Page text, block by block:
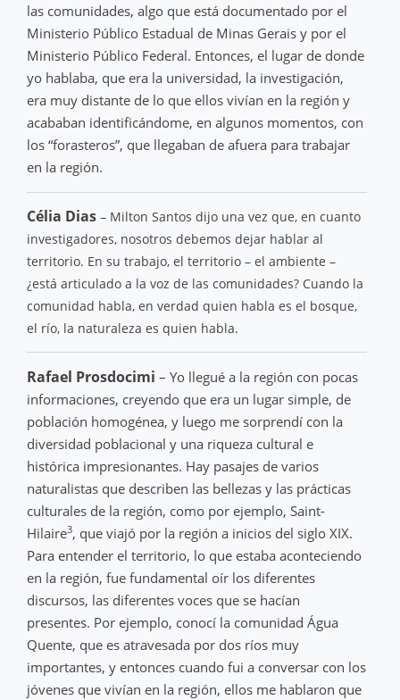
las comunidades, algo que está documentado por el
Ministerio Público Estadual de Minas Gerais y por el
Ministerio Público Federal. Entonces, el lugar de donde
yo hablaba, que era la universidad, la investigación,
era muy distante de lo que ellos vivían en la región y
acababan identificándome, en algunos momentos, con
los “forasteros”, que llegaban de afuera para trabajar
en la región.
Célia Dias – Milton Santos dijo una vez que, en cuanto
investigadores, nosotros debemos dejar hablar al
territorio. En su trabajo, el territorio – el ambiente –
¿está articulado a la voz de las comunidades? Cuando la
comunidad habla, en verdad quien habla es el bosque,
el río, la naturaleza es quien habla.
Rafael Prosdocimi – Yo llegué a la región con pocas
informaciones, creyendo que era un lugar simple, de
población homogénea, y luego me sorprendí con la
diversidad poblacional y una riqueza cultural e
histórica impresionantes. Hay pasajes de varios
naturalistas que describen las bellezas y las prácticas
culturales de la región, como por ejemplo, Saint-
Hilaire3, que viajó por la región a inicios del siglo XIX.
Para entender el territorio, lo que estaba aconteciendo
en la región, fue fundamental oír los diferentes
discursos, las diferentes voces que se hacían
presentes. Por ejemplo, conocí la comunidad Água
Quente, que es atravesada por dos ríos muy
importantes, y entonces cuando fui a conversar con los
jóvenes que vivían en la región, ellos me hablaron que